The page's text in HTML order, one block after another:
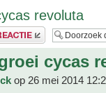
revoluta
cycas
op 26 mei 2014